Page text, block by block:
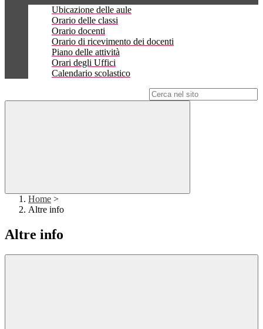
Ubicazione delle aule
Orario delle classi
Orario docenti
Orario di ricevimento dei docenti
Piano delle attività
Orari degli Uffici
Calendario scolastico
Home >
Altre info
Altre info